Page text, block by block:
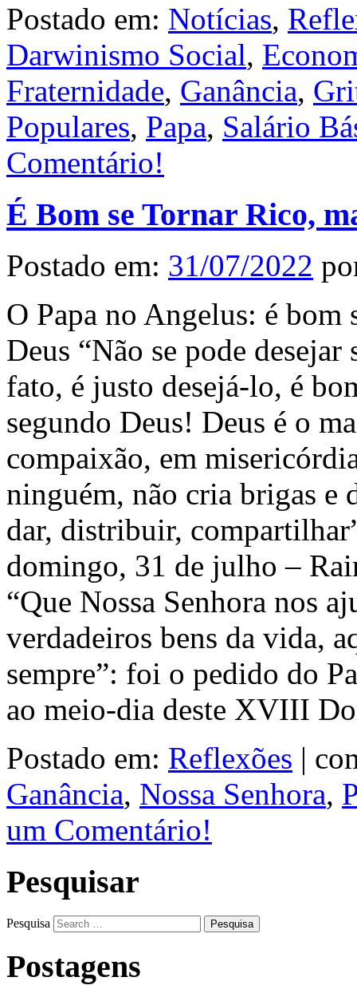
Postado em: Notícias,
Darwinismo Social,
Fraternidade, Ganância,
Populares, Papa, Salário
Comentário!
É Bom se Tornar Rico,
Postado em: 31/07/2022
O Papa no Angelus: é
Deus “Não se pode
fato, é justo desejá-lo, é
segundo Deus! Deus é o
compaixão, em
ninguém, não cria brigas e
dar, distribuir,
domingo, 31 de julho –
“Que Nossa Senhora nos
verdadeiros bens da vida,
sempre”: foi o pedido do
ao meio-dia deste XVIII
Postado em: Reflexões |
Ganância, Nossa Senhora,
um Comentário!
Pesquisar
Pesquisa
Postagens